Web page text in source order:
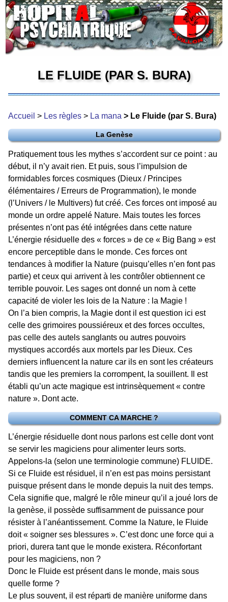
LE FLUIDE (PAR S. BURA)
Accueil > Les règles > La mana > Le Fluide (par S. Bura)
La Genèse
Pratiquement tous les mythes s’accordent sur ce point : au
début, il n’y avait rien. Et puis, sous l’impulsion de
formidables forces cosmiques (Dieux / Principes
élémentaires / Erreurs de Programmation), le monde
(l’Univers / le Multivers) fut créé. Ces forces ont imposé au
monde un ordre appelé Nature. Mais toutes les forces
présentes n’ont pas été intégrées dans cette nature
L’énergie résiduelle des « forces » de ce « Big Bang » est
encore perceptible dans le monde. Ces forces ont
tendances à modifier la Nature (puisqu’elles n’en font pas
partie) et ceux qui arrivent à les contrôler obtiennent ce
terrible pouvoir. Les sages ont donné un nom à cette
capacité de violer les lois de la Nature : la Magie !
On l’a bien compris, la Magie dont il est question ici est
celle des grimoires poussiéreux et des forces occultes,
pas celle des autels sanglants ou autres pouvoirs
mystiques accordés aux mortels par les Dieux. Ces
derniers influencent la nature car ils en sont les créateurs
tandis que les premiers la corrompent, la souillent. Il est
établi qu’un acte magique est intrinsèquement « contre
nature ». Dont acte.
COMMENT CA MARCHE ?
L’énergie résiduelle dont nous parlons est celle dont vont
se servir les magiciens pour alimenter leurs sorts.
Appelons-la (selon une terminologie commune) FLUIDE.
Si ce Fluide est résiduel, il n’en est pas moins persistant
puisque présent dans le monde depuis la nuit des temps.
Cela signifie que, malgré le rôle mineur qu’il a joué lors de
la genèse, il possède suffisamment de puissance pour
résister à l’anéantissement. Comme la Nature, le Fluide
doit « soigner ses blessures ». C’est donc une force qui a
priori, durera tant que le monde existera. Réconfortant
pour les magiciens, non ?
Donc le Fluide est présent dans le monde, mais sous
quelle forme ?
Le plus souvent, il est réparti de manière uniforme dans